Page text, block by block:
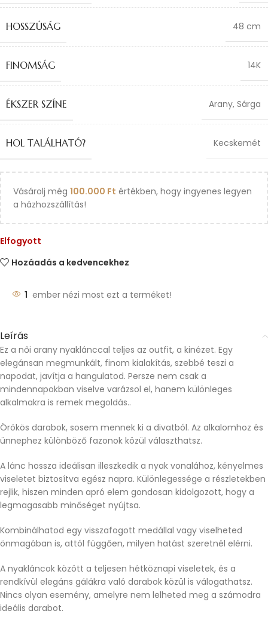
HOSSZÚSÁG 48 cm
FINOMSÁG 14K
ÉKSZER SZÍNE Arany, Sárga
HOL TALÁLHATÓ? Kecskemét
Vásárolj még 100.000 Ft értékben, hogy ingyenes legyen
a házhozszállítás!
Elfogyott
Hozáadás a kedvencekhez
1 ember nézi most ezt a terméket!
Leírás
Ez a női arany nyaklánccal teljes az outfit, a kinézet. Egy
elegánsan megmunkált, finom kialakítás, szebbé teszi a
napodat, javítja a hangulatod. Persze nem csak a
mindennapokban viselve varázsol el, hanem különleges
alkalmakra is remek megoldás..
Örökös darabok, sosem mennek ki a divatból. Az alkalomhoz és
ünnephez különböző fazonok közül választhatsz.
A lánc hossza ideálisan illeszkedik a nyak vonalához, kényelmes
viseletet biztosítva egész napra. Különlegessége a részletekben
rejlik, hiszen minden apró elem gondosan kidolgozott, hogy a
legmagasabb minőséget nyújtsa.
Kombinálhatod egy visszafogott medállal vagy viselheted
önmagában is, attól függően, milyen hatást szeretnél elérni.
A nyakláncok között a teljesen hétköznapi viseletek, és a
rendkívül elegáns gálákra való darabok közül is válogathatsz.
Nincs olyan esemény, amelyre nem lelheted meg a számodra
ideális darabot.